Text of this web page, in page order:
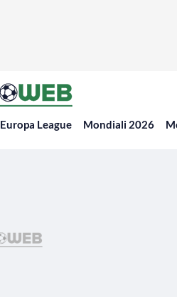
Europa League Mondiali 2026